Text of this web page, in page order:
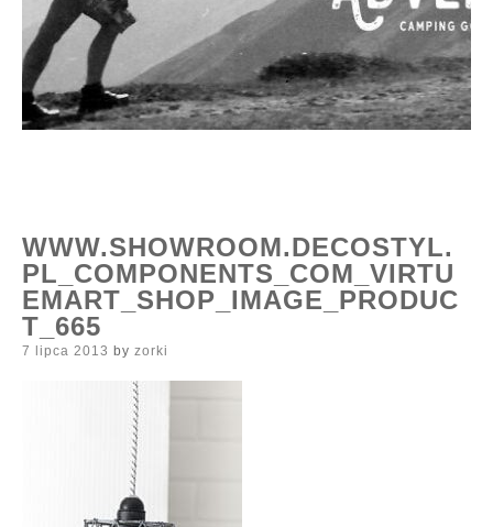
WWW.SHOWROOM.DECOSTYL.
PL_COMPONENTS_COM_VIRTU
EMART_SHOP_IMAGE_PRODUC
T_665
Posted
7 lipca 2013 by zorki